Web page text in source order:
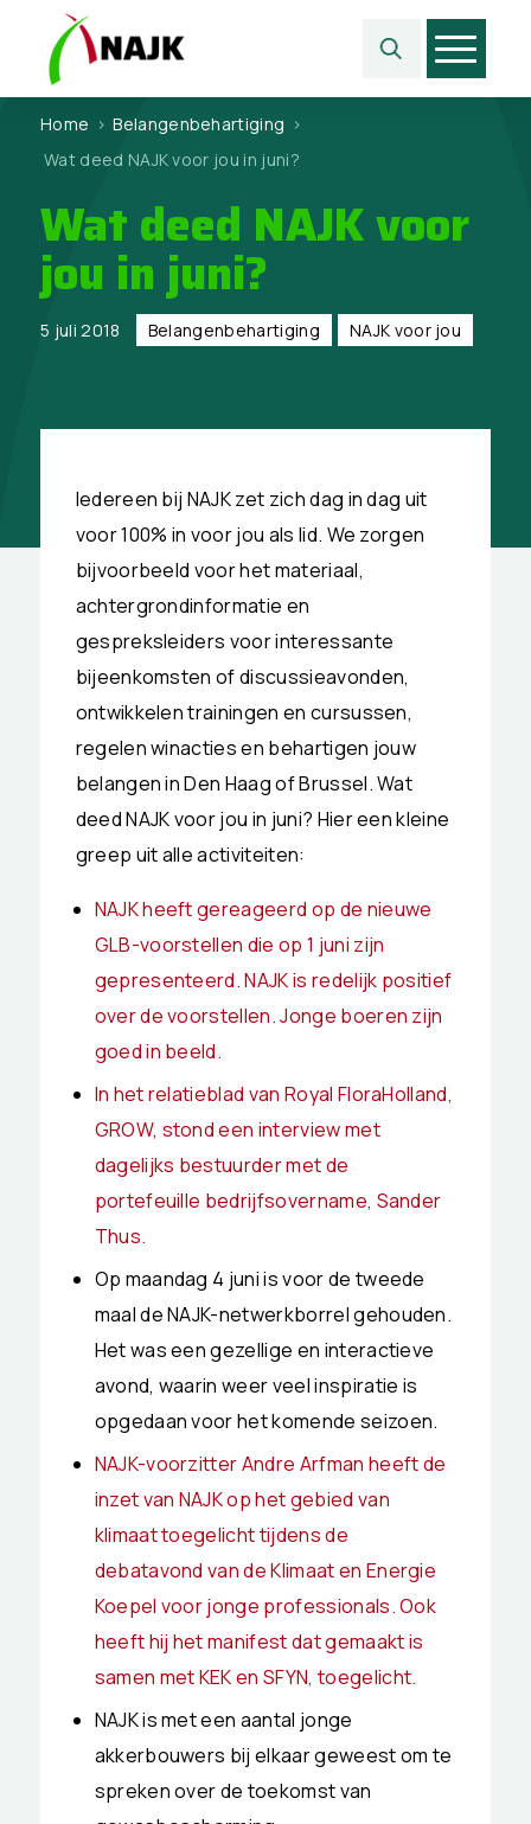
Home > Belangen­behartiging >
Wat deed NAJK voor jou in juni?
Wat deed NAJK voor
jou in juni?
5 juli 2018 Belangen­behartiging NAJK voor jou
Iedereen bij NAJK zet zich dag in dag uit
voor 100% in voor jou als lid. We zorgen
bijvoorbeeld voor het materiaal,
achtergrondinformatie en
gespreksleiders voor interessante
bijeenkomsten of discussieavonden,
ontwikkelen trainingen en cursussen,
regelen winacties en behartigen jouw
belangen in Den Haag of Brussel. Wat
deed NAJK voor jou in juni? Hier een kleine
greep uit alle activiteiten:
NAJK heeft gereageerd op de nieuwe
GLB-voorstellen die op 1 juni zijn
gepresenteerd. NAJK is redelijk positief
over de voorstellen. Jonge boeren zijn
goed in beeld.
In het relatieblad van Royal FloraHolland,
GROW, stond een interview met
dagelijks bestuurder met de
portefeuille bedrijfsovername, Sander
Thus.
Op maandag 4 juni is voor de tweede
maal de NAJK-netwerkborrel gehouden.
Het was een gezellige en interactieve
avond, waarin weer veel inspiratie is
opgedaan voor het komende seizoen.
NAJK-voorzitter Andre Arfman heeft de
inzet van NAJK op het gebied van
klimaat toegelicht tijdens de
debatavond van de Klimaat en Energie
Koepel voor jonge professionals. Ook
heeft hij het manifest dat gemaakt is
samen met KEK en SFYN, toegelicht.
NAJK is met een aantal jonge
akkerbouwers bij elkaar geweest om te
spreken over de toekomst van